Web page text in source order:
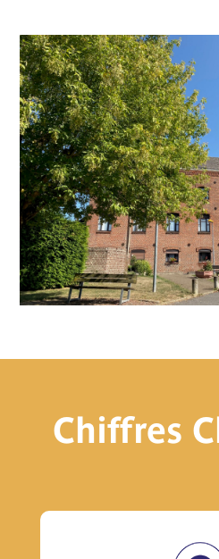
Chiffres